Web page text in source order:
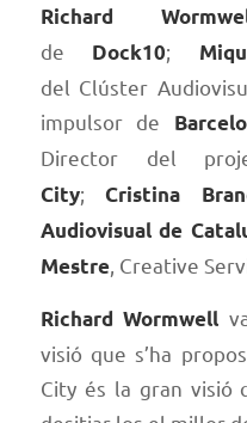
Richard
de Dock10;
del Clúster
impulsor de
Director del
City;Cristina
Audiovisual de
Mestre, Creative
Richard Wormwell
visió que s’ha
City és la gran visió